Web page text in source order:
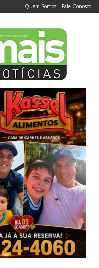
Quem Somos | Fale Conosco